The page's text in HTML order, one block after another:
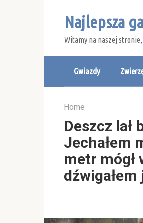
Najlepsza
Witamy na naszej
Gwiazdy
Home
Deszcz lał
Jechałem
metr mógł